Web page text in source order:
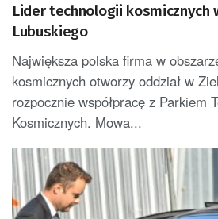
Lider technologii kosmicznych
Lubuskiego
Największa polska firma w
kosmicznych otworzy oddział w
rozpocznie współpracę z Parkiem
Kosmicznych. Mowa...